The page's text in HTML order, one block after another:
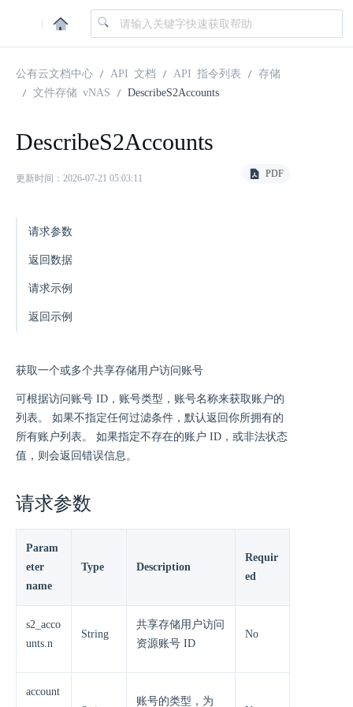
|
公有云文档中心 API 文档 API 指令列表
存储
文件存储 vNAS
DescribeS2Accounts
DescribeS2Accounts
更新时间：2026-07-21 05:03:11 PDF
请求参数
返回数据
请求示例
返回示例
获取一个或多个共享存储用户访问账号
可根据访问账号 ID，账号类型，账号名称来获取账户的
列表。 如果不指定任何过滤条件，默认返回你所拥有的
所有账户列表。 如果指定不存在的账户 ID，或非法状态
值，则会返回错误信息。
请求参数
Param
eter
name
Type Description
Requir
ed
s2_acco
unts.n
String
共享存储用户访问
资源账号 ID
No
account
账号的类型，为